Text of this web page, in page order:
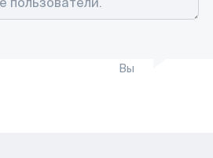
Вы